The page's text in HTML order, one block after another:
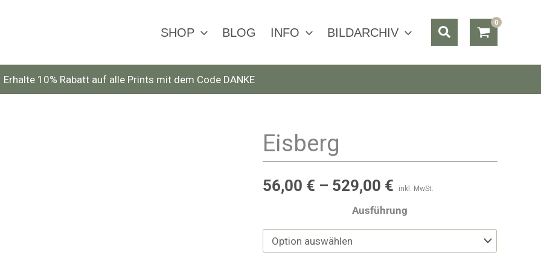
SHOP BLOG INFO BILDARCHIV Suchen
Erhalte 10% Rabatt auf alle Prints mit dem Code DANKE
Eisberg
56,00 € – 529,00 € inkl. MwSt.
Ausführung